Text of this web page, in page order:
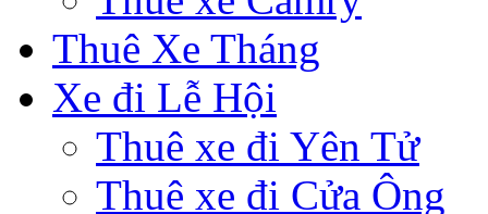
Thuê Xe Tháng
Xe đi Lễ Hội
Thuê xe đi Yên Tử
Thuê xe đi Cửa Ông